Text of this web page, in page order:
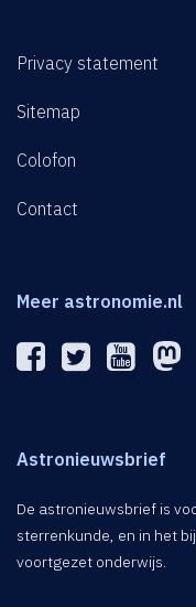
Privacy statement
Sitemap
Colofon
Contact
Meer astronomie.nl
Astronieuwsbrief
De astronieuwsbrief is
sterrenkunde, en in het
voortgezet onderwijs.